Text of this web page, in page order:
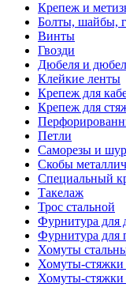
Крепеж и
Болты, шайбы,
Винты
Гвозди
Дюбеля и
Клейкие ленты
Крепеж для
Крепеж для
Петли
Саморезы и
Скобы
Специальный
Такелаж
Трос стальной
Фурнитура для
Фурнитура для
Хомуты
Хомуты-стяжки
Хомуты-стяжки